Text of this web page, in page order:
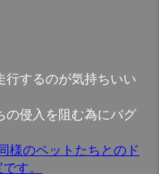
行するのが気持ちいい
の侵入を阻む為にバグ
様のペットたちとのド
す。